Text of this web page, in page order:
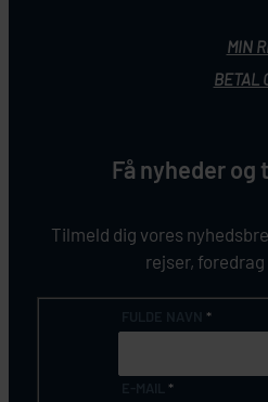
MIN
BETAL
Få nyheder
Tilmeld dig vores
rejser,
*
*